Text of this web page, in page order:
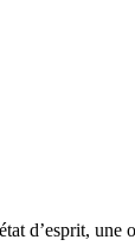
d’esprit,